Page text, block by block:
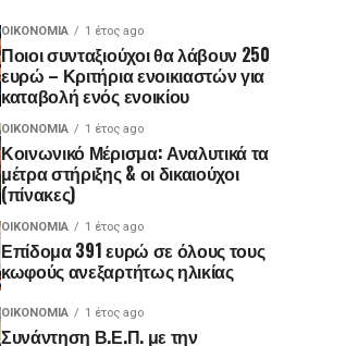
ΟΙΚΟΝΟΜΊΑ 1 έτος ago
Ποιοι συνταξιούχοι θα λάβουν 250
ευρώ – Κριτήρια ενοικιαστών για
καταβολή ενός ενοικίου
ΟΙΚΟΝΟΜΊΑ 1 έτος ago
Κοινωνικό Μέρισμα: Αναλυτικά τα
μέτρα στήριξης & οι δικαιούχοι
(πίνακες)
ΟΙΚΟΝΟΜΊΑ 1 έτος ago
Επίδομα 391 ευρώ σε όλους τους
κωφούς ανεξαρτήτως ηλικίας
ΟΙΚΟΝΟΜΊΑ 1 έτος ago
Συνάντηση Β.Ε.Π. με την